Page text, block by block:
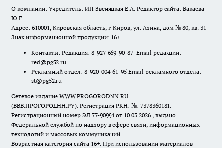
О компании: Учредитель: ИП Звеняцкая Е.А. Редактор сайта: Бакаева
Ю.Г.
Адрес: 610001, Кировская область, г. Киров, ул. Азина, дом № 80, кв. 31
Знак информационной продукции: 16+
Контакты: Редакция: 8-927-669-90-87 Email редакции:
red@pg52.ru
Рекламный отдел: 8-920-004-61-95 Email рекламного отдела:
st@pg52.ru
Сетевое издание WWW.PROGORODNN.RU
(ВВВ.ПРОГОРОДНН.РУ). Регистрация РКН: №: 7378360181.
Регистрационный номер ЭЛ 77-90994 от 10.03.2026., выдано
Федеральной службой по надзору в сфере связи, информационных
технологий и массовых коммуникаций.
Возрастная категория сайта 16+. При использовании материалов